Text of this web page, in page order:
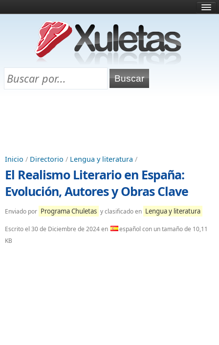
¿Qué es esto?
Directorio
Chuletas para exámenes
Inicio / Directorio / Lengua y literatura /
El Realismo Literario en España:
Evolución, Autores y Obras Clave
Enviado por Programa Chuletas y clasificado en Lengua y literatura
Escrito el 30 de Diciembre de 2024en
español con un tamaño de 10,11
KB